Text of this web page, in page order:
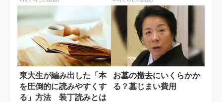
東大生が編み出した「本
を圧倒的に読みやすくす
る」方法 装丁読みとは
お墓の撤去にいくらかか
る？墓じまい費用